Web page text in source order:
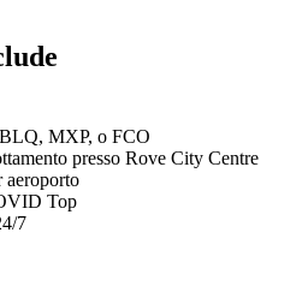
MXP, o FCO
presso Rove City Centre
aeroporto
Top
7